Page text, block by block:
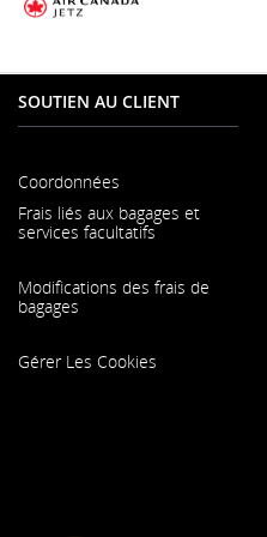
SOUTIEN AU CLIENT
Coordonnées
dans
une
Frais liés aux bagages et
services facultatifs
Modifications des frais de
bagages
Gérer Les Cookies